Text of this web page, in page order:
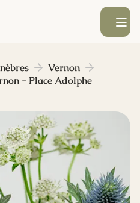
Ouvrir le
Vernon
- Place Adolphe